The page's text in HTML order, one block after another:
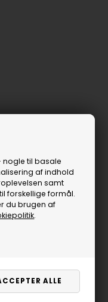
til basale
af indhold
samt
forskellige formål.
du brugen af
.